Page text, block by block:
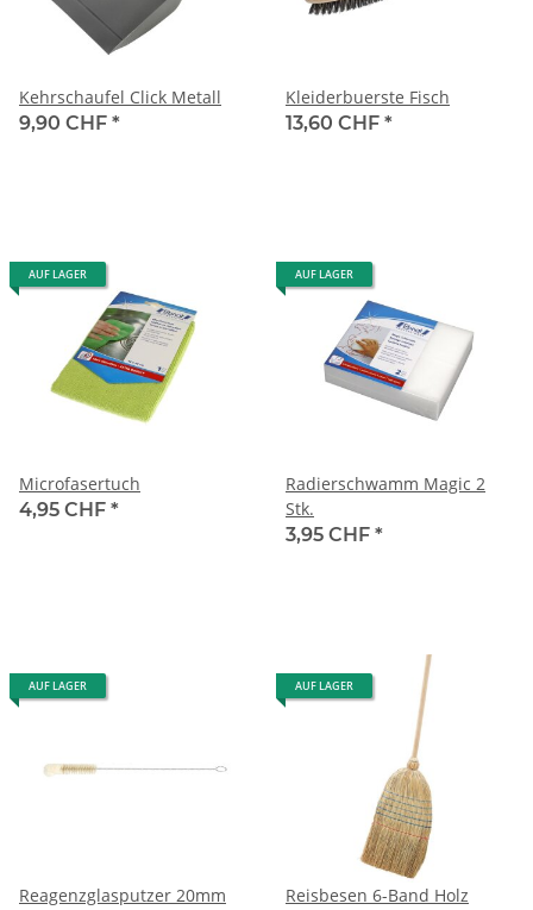
Kehrschaufel Click Metall
9,90 CHF *
Kleiderbuerste Fisch
13,60 CHF *
AUF LAGER
Microfasertuch
4,95 CHF *
AUF LAGER
Radierschwamm Magic 2
Stk.
3,95 CHF *
AUF LAGER
Reagenzglasputzer 20mm
AUF LAGER
Reisbesen 6-Band Holz